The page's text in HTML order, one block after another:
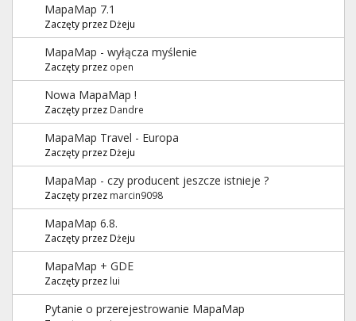
MapaMap 7.1
Zaczęty przez Dżeju
MapaMap - wyłącza myślenie
Zaczęty przez open
Nowa MapaMap !
Zaczęty przez Dandre
MapaMap Travel - Europa
Zaczęty przez Dżeju
MapaMap - czy producent jeszcze istnieje ?
Zaczęty przez marcin9098
MapaMap 6.8.
Zaczęty przez Dżeju
MapaMap + GDE
Zaczęty przez lui
Pytanie o przerejestrowanie MapaMap